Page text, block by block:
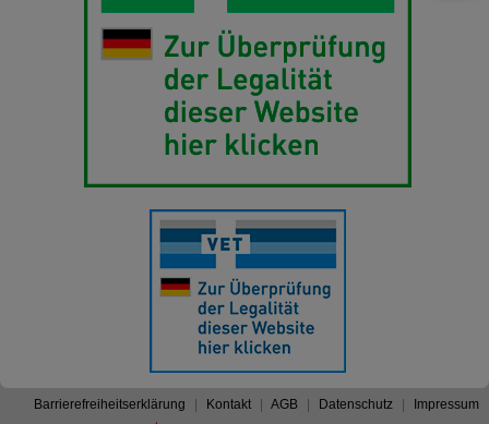
Barrierefreiheitserklärung Kontakt AGB Datenschutz Impressum